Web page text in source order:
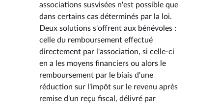
associations susvisées n'est possible que
dans certains cas déterminés par la loi.
Deux solutions s'offrent aux bénévoles :
celle du remboursement effectué
directement par l'association, si celle-ci
en a les moyens financiers ou alors le
remboursement par le biais d'une
réduction sur l'impôt sur le revenu après
remise d'un reçu fiscal, délivré par